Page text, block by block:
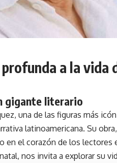
a la vida
gigante literario
una de las figuras más
latinoamericana. Su
en el corazón de los
nos invita a explorar su